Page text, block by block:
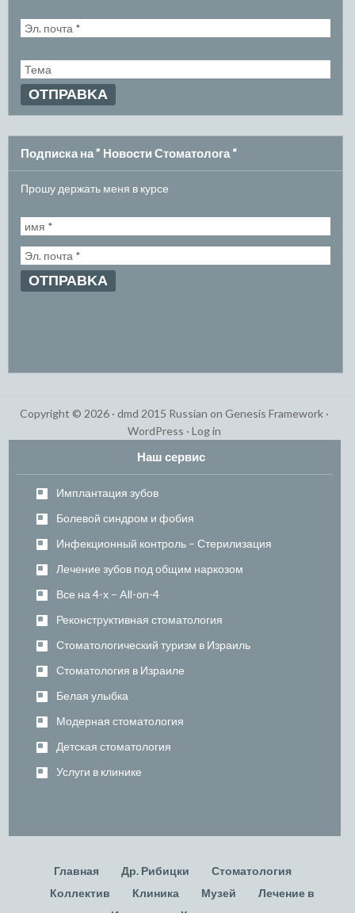
Подписка на ” Новости Стоматолога “
Прошу держать меня в курсе
Copyright © 2026 · dmd 2015 Russian on Genesis Framework ·
WordPress · Log in
Наш сервис
Имплантация зубов
Болевой синдром и фобия
Инфекционный контроль – Стерилизация
Лечение зубов под общим наркозом
Все на 4-х – All-on-4
Реконструктивная стоматология
Стоматологический туризм в Израиль
Стоматология в Израиле
Белая улыбка
Модерная стоматология
Детская стоматология
Услуги в клинике
Главная Др. Рибицки
Стоматология
Коллектив
Клиника Музей
Лечение в